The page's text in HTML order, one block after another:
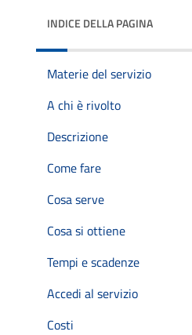
INDICE DELLA PAGINA
Materie del servizio
A chi è rivolto
Descrizione
Come fare
Cosa serve
Cosa si ottiene
Tempi e scadenze
Accedi al servizio
Costi